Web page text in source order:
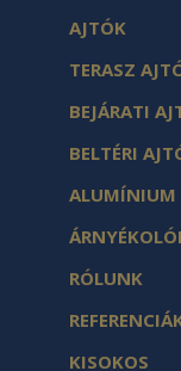
AJTÓK
TERASZ
BEJÁRATI
BELTÉRI
ALUMÍNIUM
RÓLUNK
KISOKOS